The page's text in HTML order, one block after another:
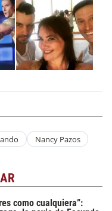
Nancy Pazos
como cualquiera”: